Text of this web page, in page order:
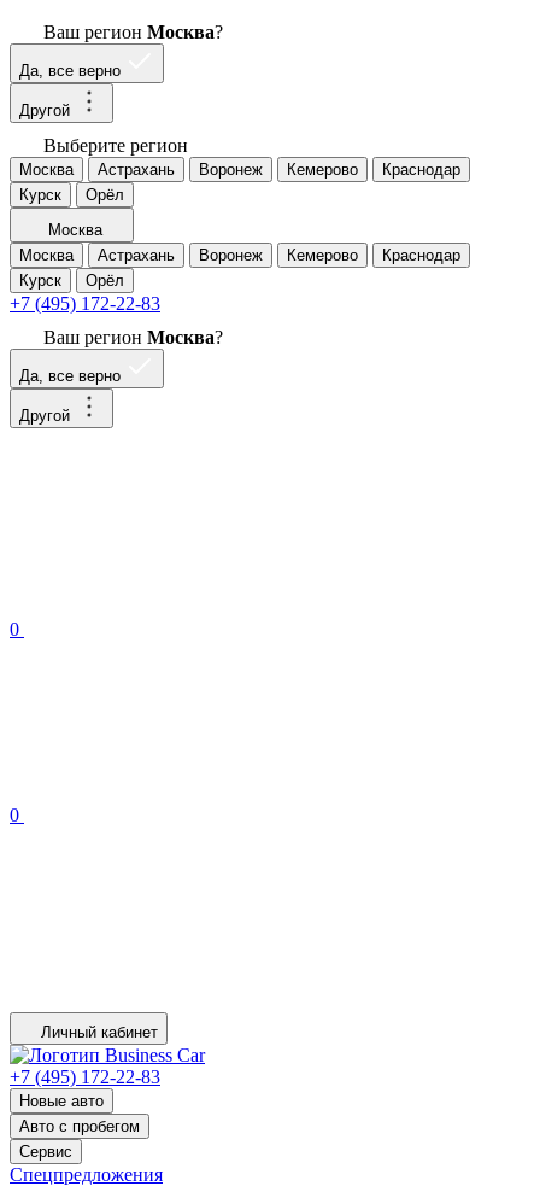
Ваш регион Москва?
Да, все верно
Другой
Выберите регион
Москва Астрахань Воронеж Кемерово
Краснодар
Курск
Орёл
Москва
Москва
Астрахань Воронеж Кемерово
Краснодар
Курск
Орёл
+7 (495) 172-22-83
Ваш регион Москва?
Да, все верно
Другой
0
0
Личный кабинет
+7 (495) 172-22-83
Новые авто
Авто с пробегом
Сервис
Спецпредложения